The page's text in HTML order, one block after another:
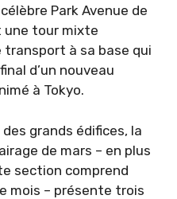
Park Avenue de
une tour mixte
transport à sa base qui
d’un nouveau
à Tokyo.
grands édifices, la
de mars – en plus
section comprend
mois – présente trois